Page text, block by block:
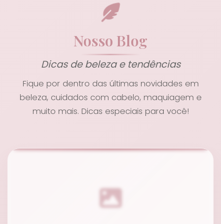
Nosso Blog
Dicas de beleza e tendências
Fique por dentro das últimas novidades em
beleza, cuidados com cabelo, maquiagem e
muito mais. Dicas especiais para você!